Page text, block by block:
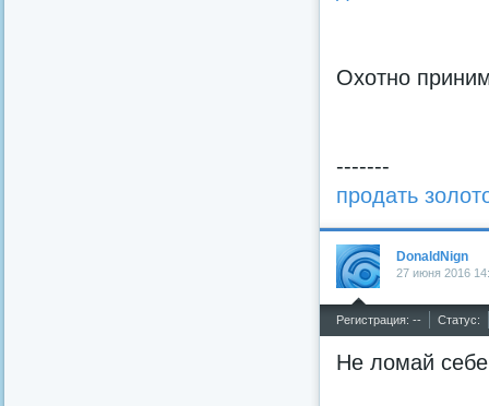
Охотно
-------
продать
DonaldNign
27 июня 2016
Регистрация: -- Статус:
Не ломай